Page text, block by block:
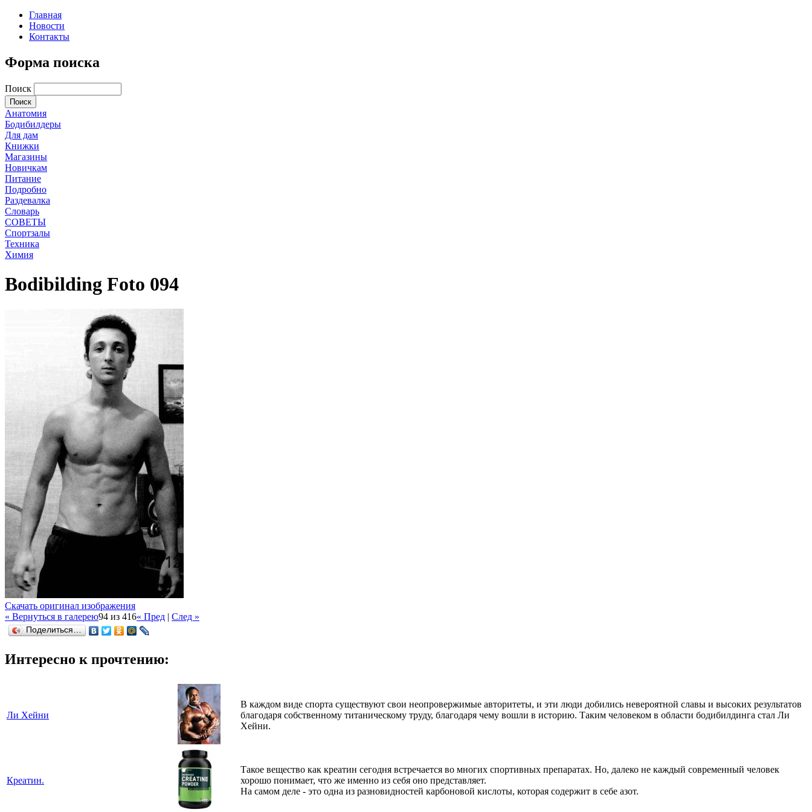
Главная
Новости
Контакты
Форма поиска
Поиск
Анатомия
Бодибилдеры
Для дам
Книжки
Магазины
Новичкам
Питание
Подробно
Раздевалка
Словарь
СОВЕТЫ
Спортзалы
Техника
Химия
Bodibilding Foto 094
Скачать оригинал изображения
« Вернуться в галерею94 из 416« Пред | След »
Поделиться…
Интересно к прочтению:
Ли Хейни
В каждом виде спорта существуют свои неопровержимые авторитеты, и эти люди добились невероятной славы и высоких результатов
благодаря собственному титаническому труду, благодаря чему вошли в историю. Таким человеком в области бодибилдинга стал Ли
Хейни.
Креатин.
Такое вещество как креатин сегодня встречается во многих спортивных препаратах. Но, далеко не каждый современный человек
хорошо понимает, что же именно из себя оно представляет.
На самом деле - это одна из разновидностей карбоновой кислоты, которая содержит в себе азот.